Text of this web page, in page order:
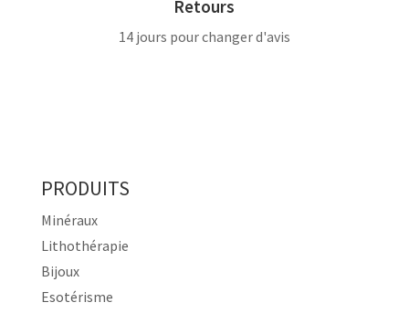
Retours
14 jours pour changer d'avis
PRODUITS
Minéraux
Lithothérapie
Bijoux
Esotérisme